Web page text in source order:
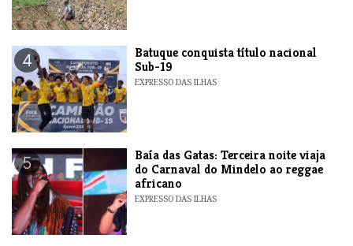
4
​Batuque conquista título nacional
Sub-19
EXPRESSO DAS ILHAS
5
Baía das Gatas: Terceira noite viaja
do Carnaval do Mindelo ao reggae
africano
EXPRESSO DAS ILHAS